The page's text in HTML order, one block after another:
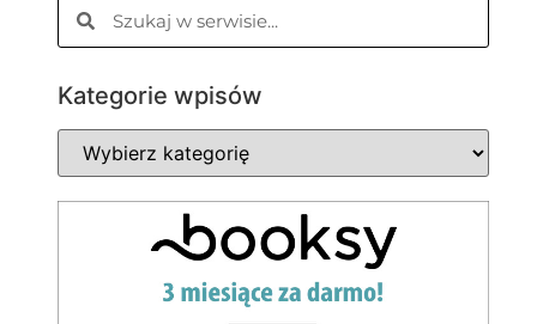
Kategorie wpisów